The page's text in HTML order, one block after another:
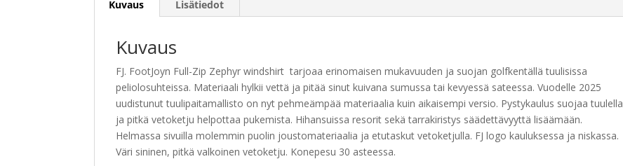
:
Kuvaus Lisätiedot
Kuvaus
FJ. FootJoyn Full-Zip Zephyr windshirt tarjoaa erinomaisen mukavuuden ja suojan golfkentällä tuulisissa
peliolosuhteissa. Materiaali hylkii vettä ja pitää sinut kuivana sumussa tai kevyessä sateessa. Vuodelle 2025
uudistunut tuulipaitamallisto on nyt pehmeämpää materiaalia kuin aikaisempi versio. Pystykaulus suojaa tuulella
ja pitkä vetoketju helpottaa pukemista. Hihansuissa resorit sekä tarrakiristys säädettävyyttä lisäämään.
Helmassa sivuilla molemmin puolin joustomateriaalia ja etutaskut vetoketjulla. FJ logo kauluksessa ja niskassa.
Väri sininen, pitkä valkoinen vetoketju. Konepesu 30 asteessa.